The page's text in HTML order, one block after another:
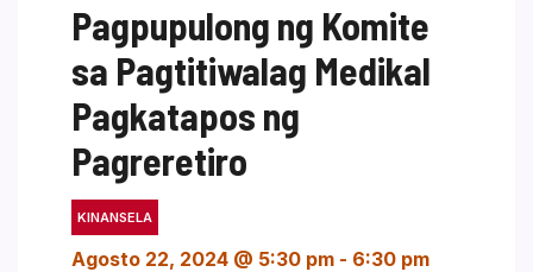
Pagpupulong ng Komite
sa Pagtitiwalag Medikal
Pagkatapos ng
Pagreretiro
KINANSELA
Agosto 22, 2024 @ 5:30 pm - 6:30 pm